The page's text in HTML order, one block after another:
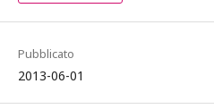
Pubblicato
2013-06-01